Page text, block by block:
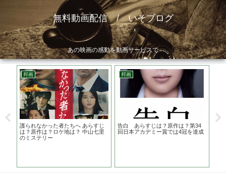
無料動画配信 / いそブログ
あの映画の感動を動画サービスで
邦画
護られなかった者たちへ あらすじ
は？原作は？ロケ地は？ 中山七里
のミステリー
邦画
告白 あらすじは？原作は？第34
回日本アカデミー賞では4冠を達成